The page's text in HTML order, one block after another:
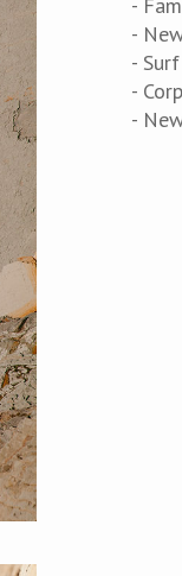
-
- Surf
-
-